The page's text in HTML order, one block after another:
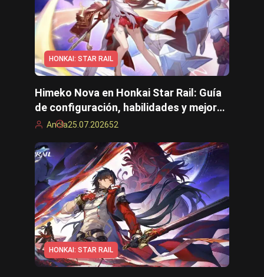
HONKAI: STAR RAIL
Himeko Nova en Honkai Star Rail: Guía
de configuración, habilidades y mejores
tropas
Ancla25.07.202652
HONKAI: STAR RAIL